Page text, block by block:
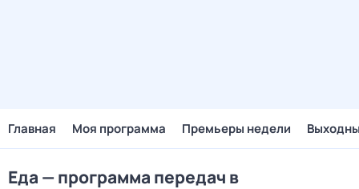
Главная Моя программа Премьеры недели
Еда — программа передач в